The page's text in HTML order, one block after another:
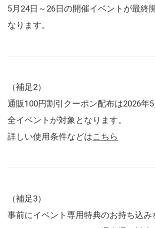
5月24日～26日の開催イベントが最終
なります。
（補足2）
通販100円割引クーポン配布は2026年
全イベントが対象となります。
詳しい使用条件などはこちら
（補足3）
事前にイベント専用特典のお持ち込み